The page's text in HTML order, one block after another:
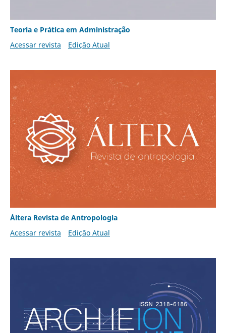
Teoria e Prática em Administração
Acessar revista
Edição Atual
Áltera Revista de Antropologia
Acessar revista
Edição Atual